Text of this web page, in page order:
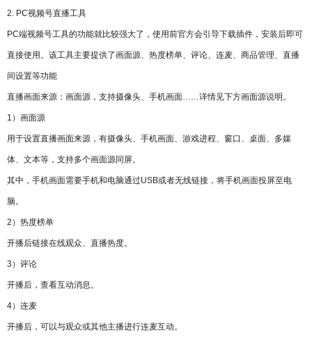
2. PC视频号直播工具
PC端视频号工具的功能就比较强大了，使用前官方会引导下载插件，安装后即可
直接使用。该工具主要提供了画面源、热度榜单、评论、连麦、商品管理、直播
间设置等功能
直播画面来源：画面源，支持摄像头、手机画面……详情见下方画面源说明。
1）画面源
用于设置直播画面来源，有摄像头、手机画面、游戏进程、窗口、桌面、多媒
体、文本等，支持多个画面源同屏。
其中，手机画面需要手机和电脑通过USB或者无线链接，将手机画面投屏至电
脑。
2）热度榜单
开播后链接在线观众、直播热度。
3）评论
开播后，查看互动消息。
4）连麦
开播后，可以与观众或其他主播进行连麦互动。